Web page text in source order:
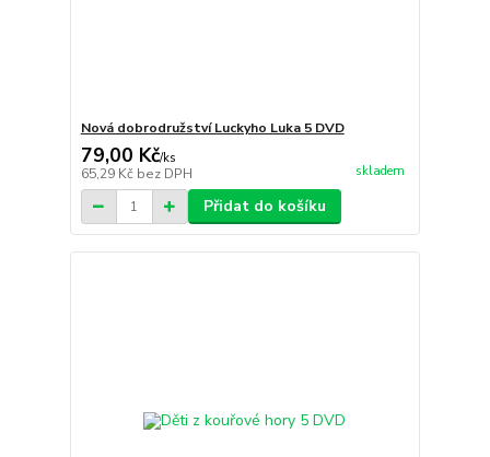
Nová dobrodružství Luckyho Luka 5 DVD
79,00 Kč/ks
65,29 Kč bez DPH skladem
Přidat do košíku